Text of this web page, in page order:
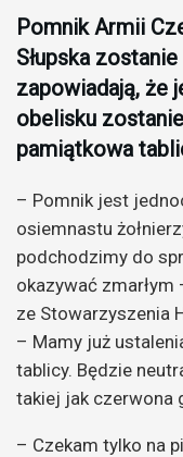
Pomnik Armii
Słupska
zapowiadają, że
obelisku
pamiątkowa
– Pomnik jest
osiemnastu
podchodzimy do
okazywać zmarłym
ze Stowarzyszenia
– Mamy już
tablicy. Będzie
takiej jak czerwona
– Czekam tylko na